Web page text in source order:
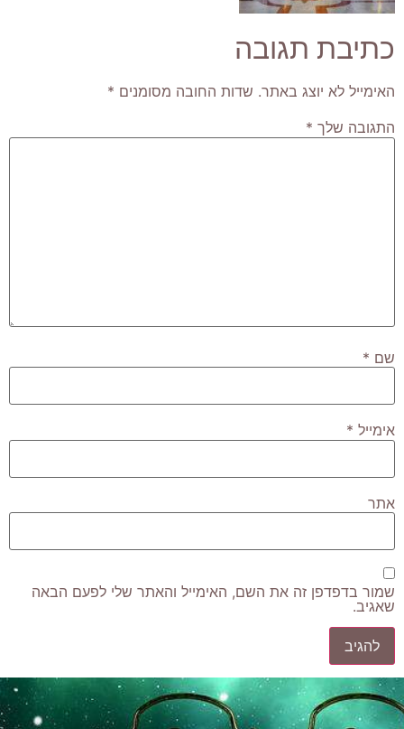
כתיבת תגובה
האימייל לא יוצג באתר. שדות החובה מסומנים *
התגובה שלך *
שם *
אימייל *
אתר
שמור בדפדפן זה את השם, האימייל והאתר שלי לפעם הבאה
שאגיב.